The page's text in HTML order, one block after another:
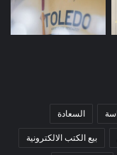
السعادة
بيع الكتب الالكترونية